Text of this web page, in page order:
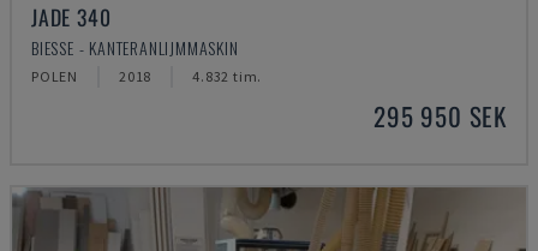
JADE 340
BIESSE - KANTERANLIJMMASKIN
POLEN 2018 4.832 tim.
295 950 SEK